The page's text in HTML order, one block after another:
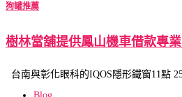
狗罐推薦
樹林當舖提供鳳山機車借款專
台南與彰化眼科的IQOS隱形鐵窗11點